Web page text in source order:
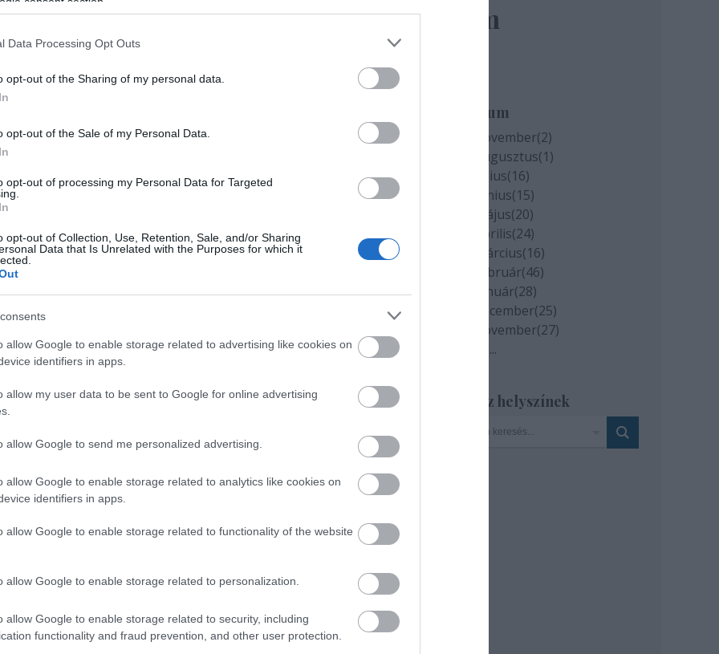
Data Processing Opt Outs
opt-out of the Sharing of my personal data.
opt-out of the Sale of my Personal Data.
opt-out of processing my Personal Data for Targeted
opt-out of Collection, Use, Retention, Sale, and/or Sharing
Data that Is Unrelated with the Purposes for which it
allow Google to enable storage related to advertising like cookies on
identifiers in apps.
allow my user data to be sent to Google for online advertising
allow Google to send me personalized advertising.
allow Google to enable storage related to analytics like cookies on
identifiers in apps.
allow Google to enable storage related to functionality of the website
allow Google to enable storage related to personalization.
allow Google to enable storage related to security, including
functionality and fraud prevention, and other user protection.
9-i produkció egyik főszereplője
a Heltai és Szép Ernő-dalok ünnepelt
meg egy zenés darabban szeptember 16-án. A 70 éve
ma is üzennek nekünkKlein Juditszeptember 20-i
adja elő szeptember 11-én,Kulka János
egy
a
című levéldrámában, amelynek
Olyan személyiségek is megelevenednek a Spinoza
élt
Többek között
Szenes Hannaélete jelenik
el fiadnak” az elmondandókat és
tartoznak:
külön történelme,Balázs Gáboraz
Györgypedig a kánaáni honfoglalást taglalja.
előadások és egyéb csemegék ’fogyaszthatók’.
Forrás: Spinoza Színház
elem
Archívum
2020 november(2)
2020 augusztus(1)
2020 július(16)
2020 június(15)
2020 május(20)
2020 április(24)
2020 március(16)
2020 február(46)
2020 január(28)
2019 december(25)
2019 november(27)
...
Szinház helyszínek